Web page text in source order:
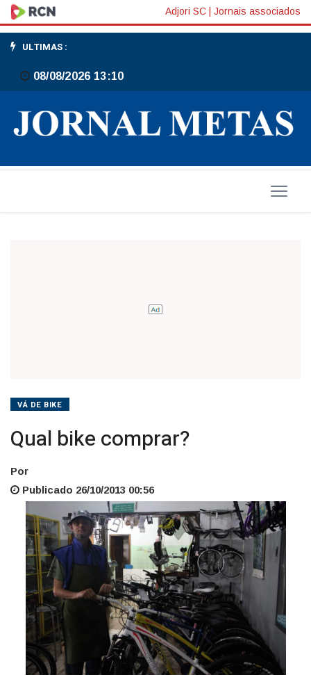
Qual
bike
comprar?
Adjori SC Jornais associados
ULTIMAS :
08/08/2026 13:10
VÁ DE BIKE
Qual bike comprar?
Por
Publicado 26/10/2013 00:56